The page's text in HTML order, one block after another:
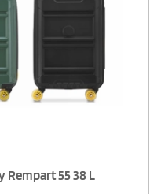
Rempart 55 38 L